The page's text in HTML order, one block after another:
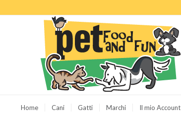
Home Cani Gatti Marchi Il mio Account